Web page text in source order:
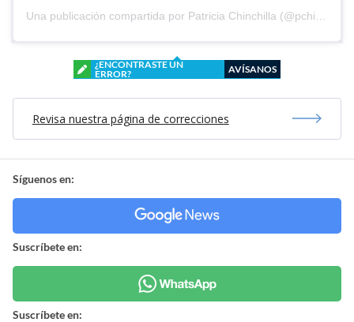
¿ENCONTRASTE UN
ERROR?
AVÍSANOS
Revisa nuestra página de correcciones
Síguenos en:
Suscríbete en:
Suscríbete en: